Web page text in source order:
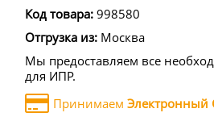
Код товара: 998580
Отгрузка из: Москва
Мы предоставляем все
для ИПР.
Принимаем Электронный